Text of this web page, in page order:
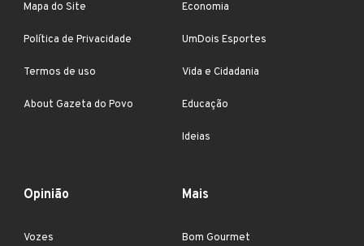
Mapa do Site
Política de Privacidade
Termos de uso
About Gazeta do Povo
Economia
UmDois Esportes
Vida e Cidadania
Educação
Ideias
Opinião
Vozes
Mais
Bom Gourmet